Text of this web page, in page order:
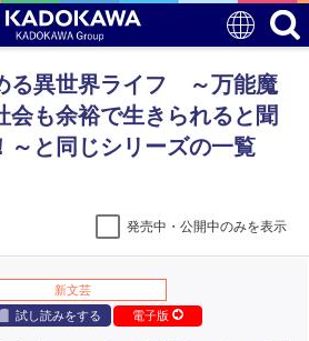
る異世界ライフ ～万能魔
会も余裕で生きられると聞
～と同じシリーズの一覧
発売中・公開中のみを表示
新文芸
試し読みをする
電子版